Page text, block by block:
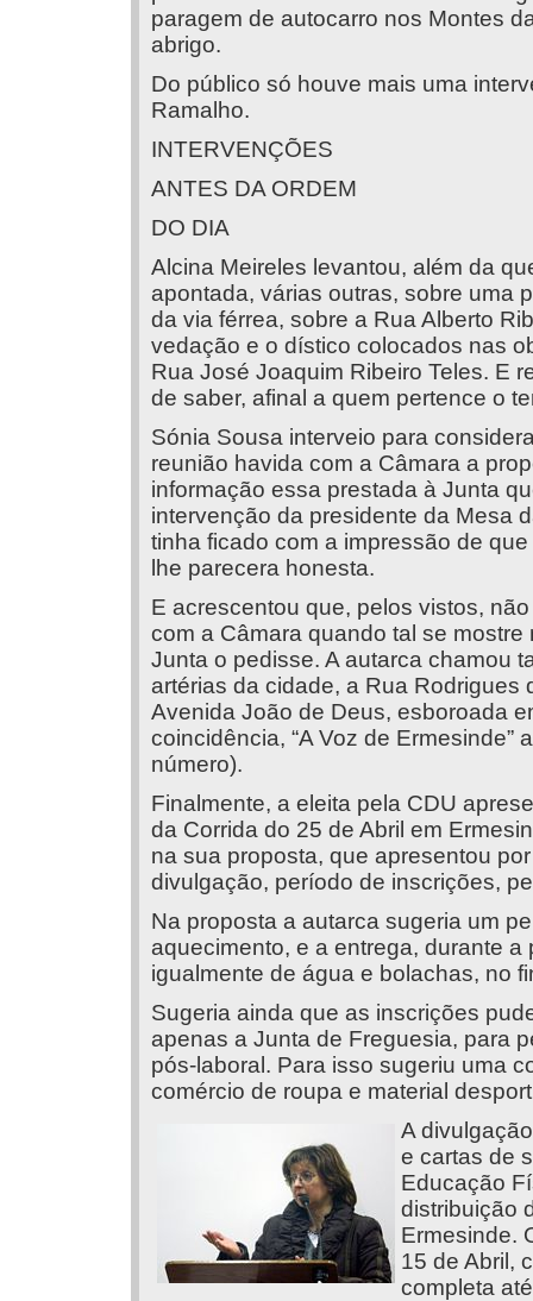
paragem de autocarro nos Montes
abrigo.
Do público só houve mais uma
Ramalho.
INTERVENÇÕES
ANTES DA ORDEM
DO DIA
Alcina Meireles levantou, além da
apontada, várias outras, sobre uma
da via férrea, sobre a Rua Alberto
vedação e o dístico colocados nas
Rua José Joaquim Ribeiro Teles. E
de saber, afinal a quem pertence o
Sónia Sousa interveio para
reunião havida com a Câmara a
informação essa prestada à Junta
intervenção da presidente da Mesa
tinha ficado com a impressão de
lhe parecera honesta.
E acrescentou que, pelos vistos,
com a Câmara quando tal se
Junta o pedisse. A autarca chamou
artérias da cidade, a Rua Rodrigues
Avenida João de Deus, esboroada
coincidência, “A Voz de Ermesinde”
número).
Finalmente, a eleita pela CDU
da Corrida do 25 de Abril em
na sua proposta, que apresentou
divulgação, período de inscrições,
Na proposta a autarca sugeria um
aquecimento, e a entrega, durante
igualmente de água e bolachas, no
Sugeria ainda que as inscrições
apenas a Junta de Freguesia, para
pós-laboral. Para isso sugeriu uma
comércio de roupa e material
A
e cartas de
Educação
distribuição
Ermesinde.
15 de Abril,
completa